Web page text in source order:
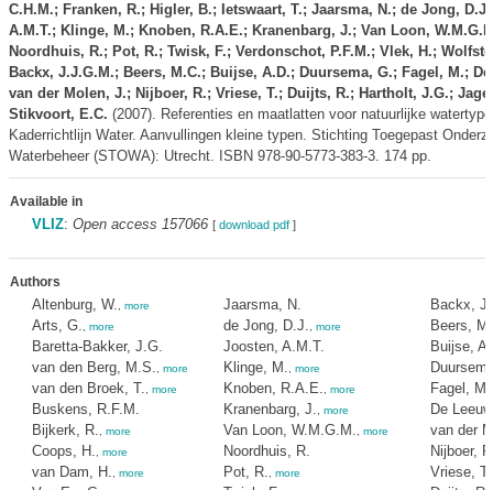
C.H.M.; Franken, R.; Higler, B.; Ietswaart, T.; Jaarsma, N.; de Jong,
A.M.T.; Klinge, M.; Knoben, R.A.E.; Kranenbarg, J.; Van Loon,
Noordhuis, R.; Pot, R.; Twisk, F.; Verdonschot, P.F.M.; Vlek, H.;
Backx, J.J.G.M.; Beers, M.C.; Buijse, A.D.; Duursema, G.; Fagel, M.;
van der Molen, J.; Nijboer, R.; Vriese, T.; Duijts, R.; Hartholt, J.G.;
Stikvoort, E.C. (2007). Referenties en maatlatten voor natuurlijke
Kaderrichtlijn Water. Aanvullingen kleine typen. Stichting Toegepast
Waterbeheer (STOWA): Utrecht. ISBN 978-90-5773-383-3. 174 pp.
Available in
VLIZ: Open access 157066 [ download pdf]
Authors
Altenburg, W. more
Arts, G. more
Baretta-Bakker, J.G.
van den Berg, M.S.
more
van den Broek, T. more
Buskens, R.F.M.
Bijkerk, R.
more
Coops, H. more
van Dam, H. more
Jaarsma, N.
de Jong, D.J.
more
Joosten, A.M.T.
Klinge, M.
more
Knoben, R.A.E. more
Kranenbarg, J. more
Van Loon, W.M.G.M. more
Noordhuis, R.
Pot, R.
more
Backx,
Beers,
Buijse,
Fagel, M.
De
van der
Nijboer,
Vriese, T.